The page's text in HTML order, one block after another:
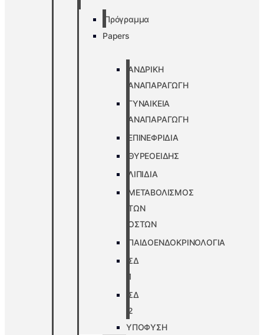
Πρόγραμμα
Papers
ΑΝΔΡΙΚΗ
ΑΝΑΠΑΡΑΓΩΓΗ
ΓΥΝΑΙΚΕΙΑ
ΑΝΑΠΑΡΑΓΩΓΗ
ΕΠΙΝΕΦΡΙΔΙΑ
ΘΥΡΕΟΕΙΔΗΣ
ΛΙΠΙΔΙΑ
ΜΕΤΑΒΟΛΙΣΜΟΣ
ΤΩΝ
ΟΣΤΩΝ
ΠΑΙΔΟΕΝΔΟΚΡΙΝΟΛΟΓΙΑ
ΣΔ
1
ΣΔ
2
ΥΠΟΦΥΣΗ